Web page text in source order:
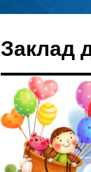
вмісту
Заклад